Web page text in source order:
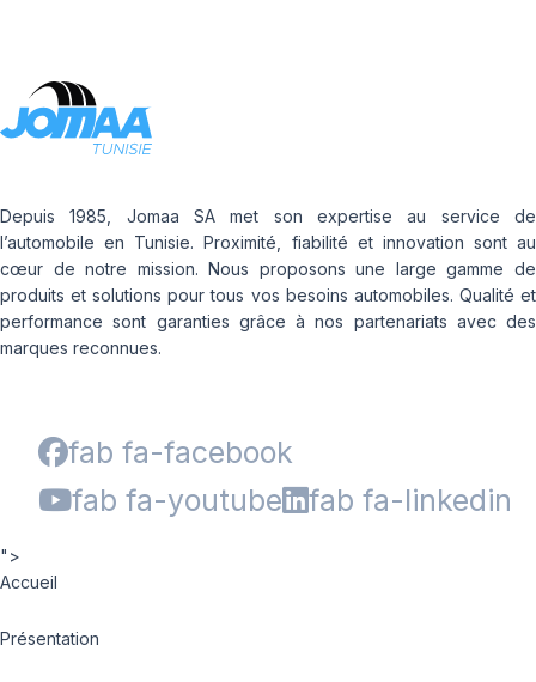
Depuis 1985, Jomaa SA met son expertise au service de
l’automobile en Tunisie. Proximité, fiabilité et innovation sont au
cœur de notre mission. Nous proposons une large gamme de
produits et solutions pour tous vos besoins automobiles. Qualité et
performance sont garanties grâce à nos partenariats avec des
marques reconnues.
fab fa-facebook
fab fa-youtube
fab fa-linkedin
">
Accueil
Présentation